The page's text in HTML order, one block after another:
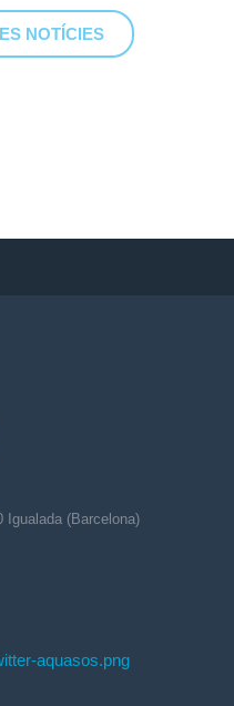
NOTÍCIES
Igualada (Barcelona)